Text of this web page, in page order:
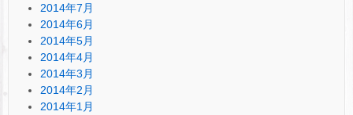
2014年7月
2014年6月
2014年5月
2014年4月
2014年3月
2014年2月
2014年1月